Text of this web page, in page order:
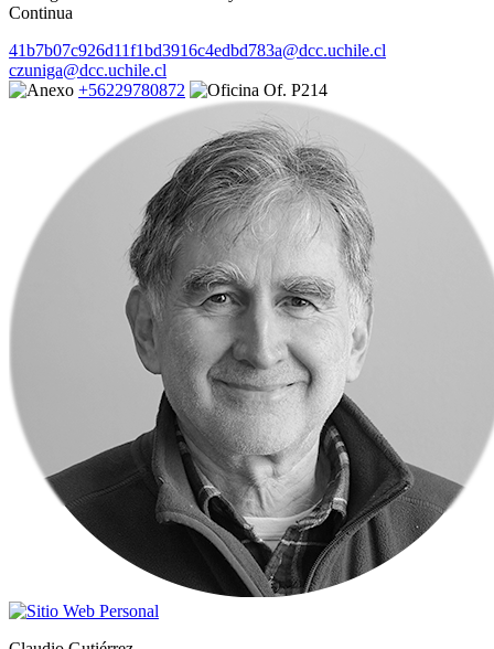
Continua
41b7b07c926d11f1bd3916c4edbd783a@dcc.uchile.cl
czuniga@dcc.uchile.cl
+56229780872
Of. P214